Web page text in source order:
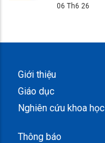
06 Th6 26
Giới thiệu
Giáo dục
Nghiên cứu khoa học
Thông báo